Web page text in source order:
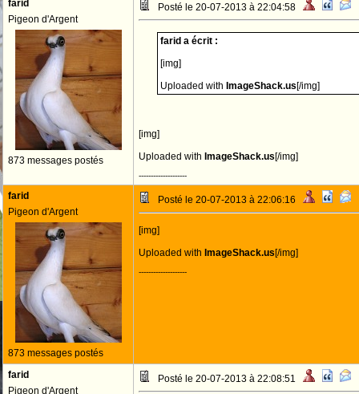
farid
Pigeon d'Argent
873 messages postés
Posté le 20-07-2013 à 22:04:58
farid a écrit :
[img]
Uploaded with ImageShack.us[/img]
[img]
Uploaded with ImageShack.us[/img]
--------------------
farid
Pigeon d'Argent
873 messages postés
Posté le 20-07-2013 à 22:06:16
[img]
Uploaded with ImageShack.us[/img]
--------------------
farid
Pigeon d'Argent
Posté le 20-07-2013 à 22:08:51